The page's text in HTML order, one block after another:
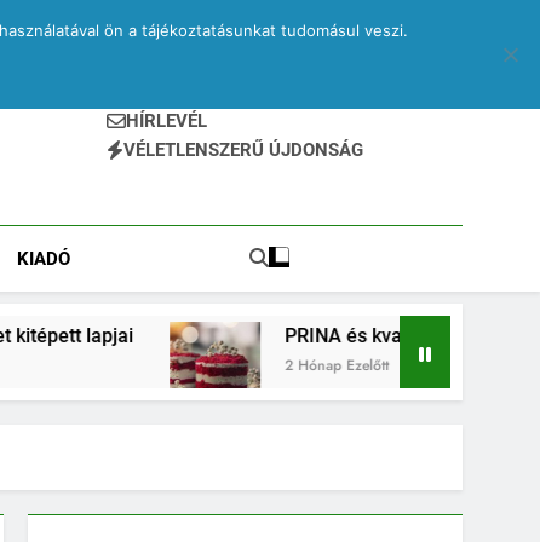
– egy elveszett jegyzetfüzet kitépett lapjai
– egy elveszett jegyzetfüzet kitépett lapjai
– egy elveszett jegyzetfüzet kitépett lapjai
– egy elveszett jegyzetfüzet kitépett lapjai
HÍRLEVÉL
VÉLETLENSZERŰ ÚJDONSÁG
KIADÓ
PRINA és kvantumsüti – egy
2 Hónap Ezelőtt
ön a tájékoztatásunkat tudomásul veszi.